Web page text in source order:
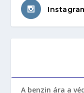
A benzin ára a